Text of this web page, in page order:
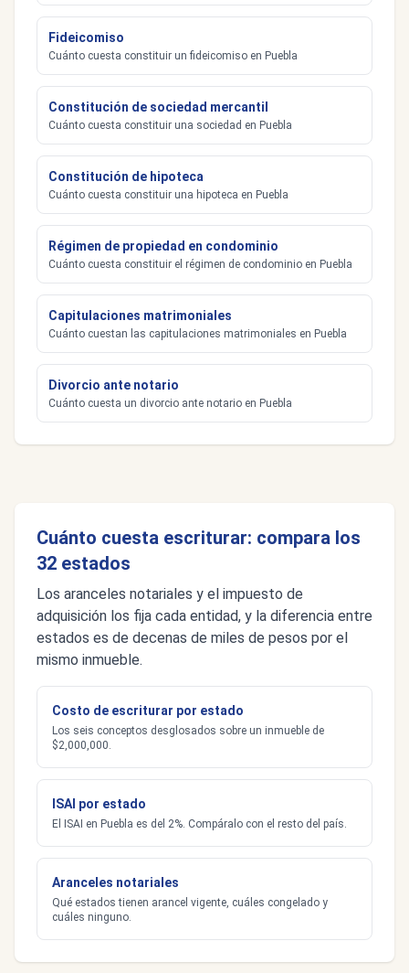
Fideicomiso
Cuánto cuesta constituir un fideicomiso en Puebla
Constitución de sociedad mercantil
Cuánto cuesta constituir una sociedad en Puebla
Constitución de hipoteca
Cuánto cuesta constituir una hipoteca en Puebla
Régimen de propiedad en condominio
Cuánto cuesta constituir el régimen de condominio en Puebla
Capitulaciones matrimoniales
Cuánto cuestan las capitulaciones matrimoniales en Puebla
Divorcio ante notario
Cuánto cuesta un divorcio ante notario en Puebla
Cuánto cuesta escriturar: compara los
32 estados
Los aranceles notariales y el impuesto de
adquisición los fija cada entidad, y la diferencia entre
estados es de decenas de miles de pesos por el
mismo inmueble.
Costo de escriturar por estado
Los seis conceptos desglosados sobre un inmueble de
$2,000,000.
ISAI por estado
El ISAI en Puebla es del 2%. Compáralo con el resto del país.
Aranceles notariales
Qué estados tienen arancel vigente, cuáles congelado y
cuáles ninguno.